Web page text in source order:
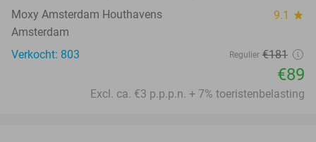
Moxy Amsterdam Houthavens 9.1 star
Amsterdam
Verkocht: 803
Regulier €181
€89
Excl. ca. €3 p.p.p.n. + 7% toeristenbelasting